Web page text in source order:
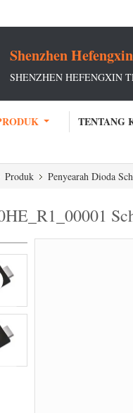
Shenzhen
SHENZHEN HEFENGXIN
TENTANG
Produk Penyearah Dioda